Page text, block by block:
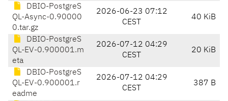
DBIO-PostgreS
QL-Async-0.90000
0.tar.gz
2026-06-23 07:12
CEST
40 KiB
DBIO-PostgreS
QL-EV-0.900001.m
eta
2026-07-12 04:29
CEST
20 KiB
DBIO-PostgreS
QL-EV-0.900001.r
eadme
2026-07-12 04:29
CEST
387 B